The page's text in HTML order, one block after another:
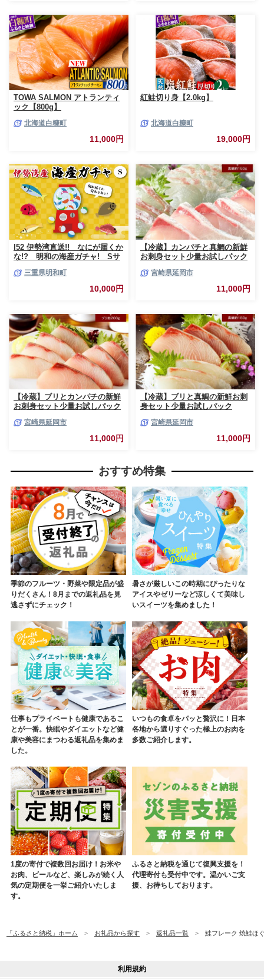
TOWA SALMON アトランティ
ック【800g】
北海道白糠町
11,000円
紅鮭切り身【2.0kg】
北海道白糠町
19,000円
I52 伊勢湾直送!! なにが届くか
な!? 明和の海産ガチャ! Sサ
三重県明和町
10,000円
【冷蔵】カンパチと真鯛の新鮮
お刺身セット少量お試しパック
宮崎県延岡市
11,000円
【冷蔵】ブリとカンパチの新鮮
お刺身セット少量お試しパック
宮崎県延岡市
11,000円
【冷蔵】ブリと真鯛の新鮮お刺
身セット少量お試しパック
宮崎県延岡市
11,000円
おすすめ特集
季節のフルーツ・野菜や限定品が盛
りだくさん！8月までの返礼品を見
逃さずにチェック！
暑さが厳しいこの時期にぴったりな
アイスやゼリーなど涼しくて美味し
いスイーツを集めました！
仕事もプライベートも健康であるこ
とが一番。快眠やダイエットなど健
康や美容にまつわる返礼品を集めま
した。
いつもの食卓をパッと贅沢に！日本
各地から選りすぐった極上のお肉を
多数ご紹介します。
1度の寄付で複数回お届け！お米や
お肉、ビールなど、楽しみが続く人
気の定期便を一挙ご紹介いたしま
す。
ふるさと納税を通じて復興支援を！
代理寄付も受付中です。温かいご支
援、お待ちしております。
「ふるさと納税」ホーム お礼品から探す 返礼品一覧 鮭フレーク 焼鮭ほ
利用規約